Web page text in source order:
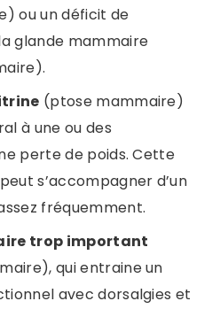
ou un déficit de
glande mammaire
(ptose mammaire)
à une ou des
perte de poids. Cette
s’accompagner d’un
fréquemment.
trop important
qui entraine un
avec dorsalgies et